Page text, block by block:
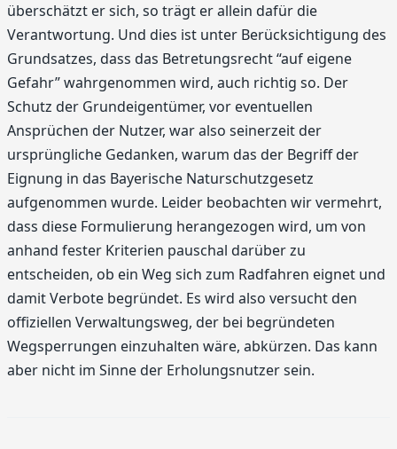
überschätzt er sich, so trägt er allein dafür die
Verantwortung. Und dies ist unter Berücksichtigung des
Grundsatzes, dass das Betretungsrecht “auf eigene
Gefahr” wahrgenommen wird, auch richtig so. Der
Schutz der Grundeigentümer, vor eventuellen
Ansprüchen der Nutzer, war also seinerzeit der
ursprüngliche Gedanken, warum das der Begriff der
Eignung in das Bayerische Naturschutzgesetz
aufgenommen wurde. Leider beobachten wir vermehrt,
dass diese Formulierung herangezogen wird, um von
anhand fester Kriterien pauschal darüber zu
entscheiden, ob ein Weg sich zum Radfahren eignet und
damit Verbote begründet. Es wird also versucht den
offiziellen Verwaltungsweg, der bei begründeten
Wegsperrungen einzuhalten wäre, abkürzen. Das kann
aber nicht im Sinne der Erholungsnutzer sein.